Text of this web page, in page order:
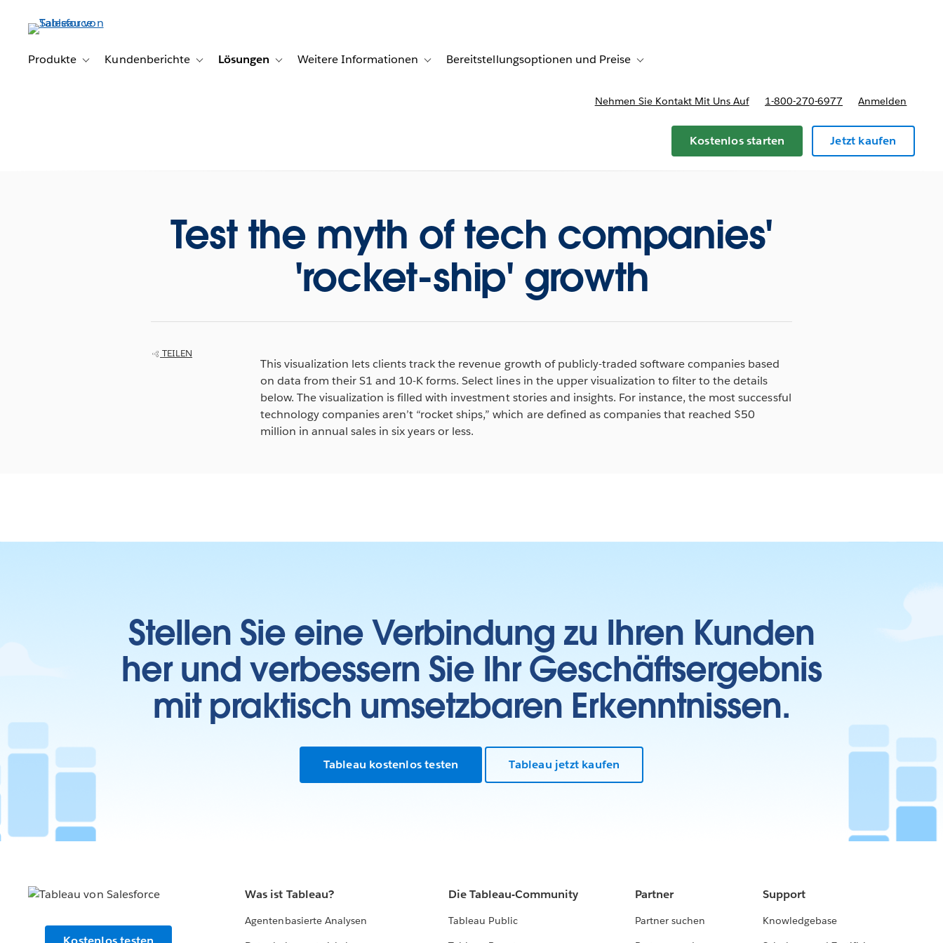
Produkte
Toggle sub-navigation for Produkte
Kundenberichte Toggle sub-navigation for Kundenberichte
Lösungen Toggle sub-navigation for Lösungen
Weitere Informationen Toggle sub-navigation for Weitere Informationen
Bereitstellungsoptionen und Preise Toggle sub-navigation for Bereitstellungsoptionen und Preise
Nehmen Sie Kontakt Mit Uns Auf 1-800-270-6977 Anmelden
Kostenlos starten Jetzt kaufen
Test the myth of tech companies'
'rocket-ship' growth
TEILEN
This visualization lets clients track the revenue growth of publicly-traded software companies based
on data from their S1 and 10-K forms. Select lines in the upper visualization to filter to the details
below. The visualization is filled with investment stories and insights. For instance, the most successful
technology companies aren’t “rocket ships,” which are defined as companies that reached $50
million in annual sales in six years or less.
Stellen Sie eine Verbindung zu Ihren Kunden
her und verbessern Sie Ihr Geschäftsergebnis
mit praktisch umsetzbaren Erkenntnissen.
Tableau kostenlos testen Tableau jetzt kaufen
Was ist Tableau?
Agentenbasierte Analysen
Die Tableau-Community
Tableau Public
Partner
Partner suchen
Support
Knowledgebase